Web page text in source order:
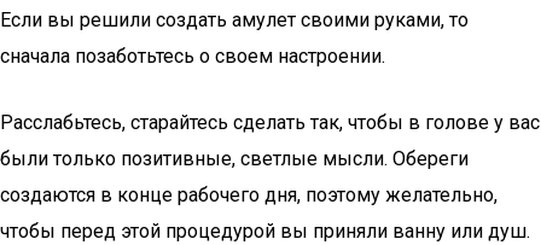
Если вы решили создать амулет своими руками, то
сначала позаботьтесь о своем настроении.
Расслабьтесь, старайтесь сделать так, чтобы в голове у вас
были только позитивные, светлые мысли. Обереги
создаются в конце рабочего дня, поэтому желательно,
чтобы перед этой процедурой вы приняли ванну или душ.